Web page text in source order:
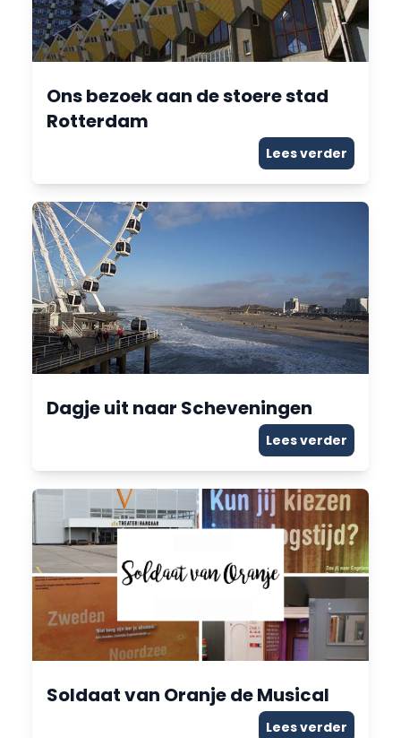
Ons bezoek aan de stoere stad
Rotterdam
Lees verder
Dagje uit naar Scheveningen
Lees verder
Soldaat van Oranje de Musical
Lees verder